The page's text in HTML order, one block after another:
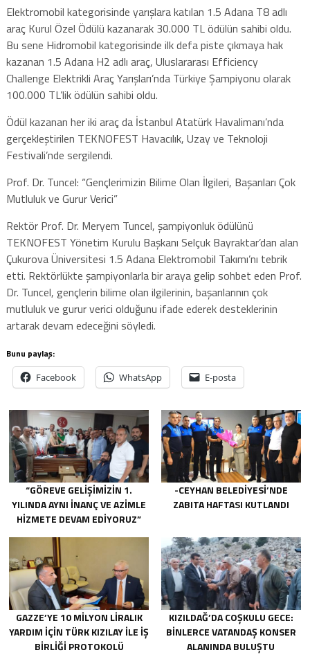
Elektromobil kategorisinde yarışlara katılan 1.5 Adana T8 adlı
araç Kurul Özel Ödülü kazanarak 30.000 TL ödülün sahibi oldu.
Bu sene Hidromobil kategorisinde ilk defa piste çıkmaya hak
kazanan 1.5 Adana H2 adlı araç, Uluslararası Efficiency
Challenge Elektrikli Araç Yarışları’nda Türkiye Şampiyonu olarak
100.000 TL’lik ödülün sahibi oldu.
Ödül kazanan her iki araç da İstanbul Atatürk Havalimanı’nda
gerçekleştirilen TEKNOFEST Havacılık, Uzay ve Teknoloji
Festivali’nde sergilendi.
Prof. Dr. Tuncel: “Gençlerimizin Bilime Olan İlgileri, Başarıları Çok
Mutluluk ve Gurur Verici”
Rektör Prof. Dr. Meryem Tuncel, şampiyonluk ödülünü
TEKNOFEST Yönetim Kurulu Başkanı Selçuk Bayraktar’dan alan
Çukurova Üniversitesi 1.5 Adana Elektromobil Takımı’nı tebrik
etti. Rektörlükte şampiyonlarla bir araya gelip sohbet eden Prof.
Dr. Tuncel, gençlerin bilime olan ilgilerinin, başarılarının çok
mutluluk ve gurur verici olduğunu ifade ederek desteklerinin
artarak devam edeceğini söyledi.
Bunu paylaş:
Facebook WhatsApp E-posta
“GÖREVE GELIŞIMIZIN 1.
YILINDA AYNI INANÇ VE AZIMLE
HIZMETE DEVAM EDIYORUZ”
-CEYHAN BELEDIYESI’NDE
ZABITA HAFTASI KUTLANDI
GAZZE’YE 10 MILYON LIRALIK
YARDIM IÇIN TÜRK KIZILAY ILE IŞ
BIRLIĞI PROTOKOLÜ
KIZILDAĞ’DA COŞKULU GECE:
BINLERCE VATANDAŞ KONSER
ALANINDA BULUŞTU